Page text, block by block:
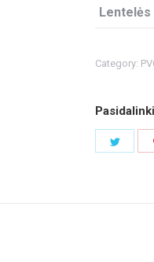
Lentelės
Category:
Share